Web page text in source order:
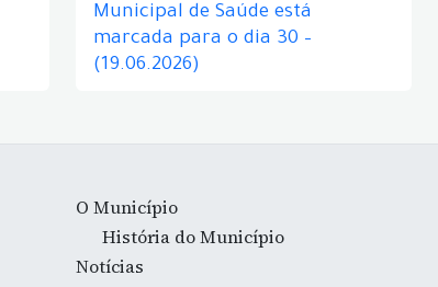
Municipal de Saúde está
marcada para o dia 30 –
(19.06.2026)
O Município
História do Município
Notícias